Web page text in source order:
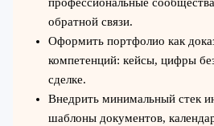
профессиональные
обратной связи.
Оформить портфолио как
компетенций: кейсы, цифры
сделке.
Внедрить минимальный стек
шаблоны документов,